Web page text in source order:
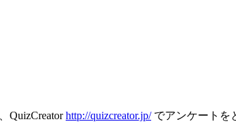
QuizCreatorhttp://quizcreator.jp/でアンケートを